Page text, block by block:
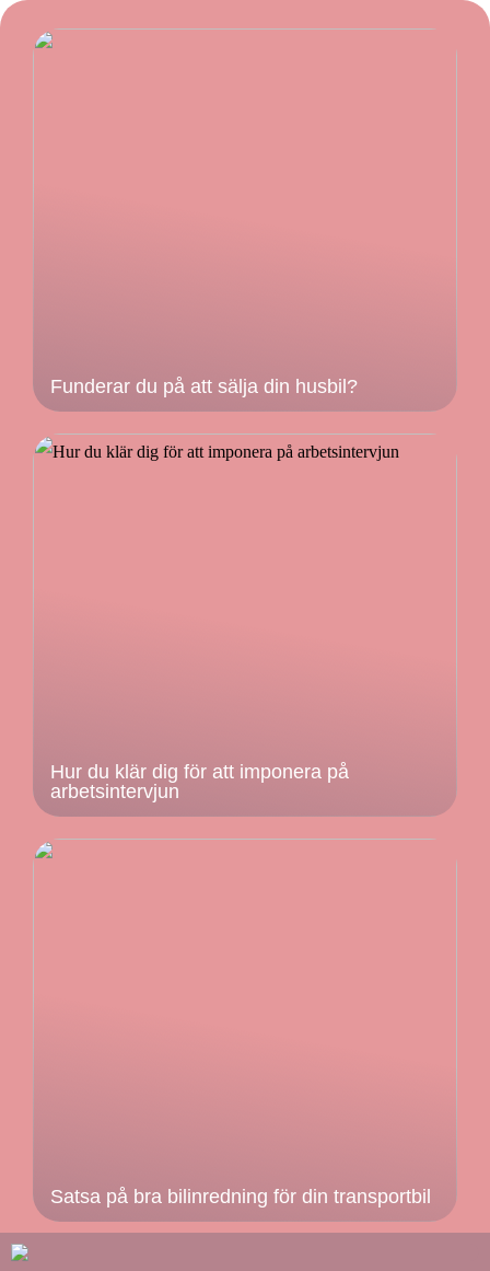
Funderar du på att sälja din husbil?
Hur du klär dig för att imponera på
arbetsintervjun
Satsa på bra bilinredning för din transportbil